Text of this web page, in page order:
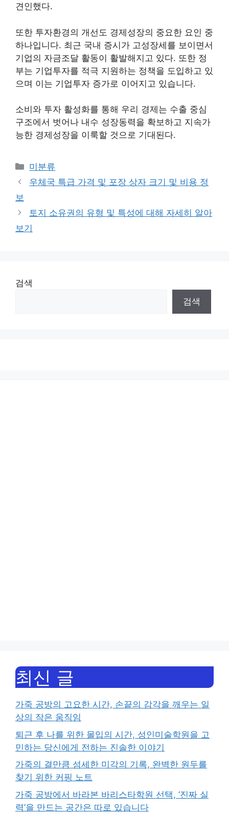
견인했다.
또한 투자환경의 개선도 경제성장의 중요한 요인 중
하나입니다. 최근 국내 증시가 고성장세를 보이면서
기업의 자금조달 활동이 활발해지고 있다. 또한 정
부는 기업투자를 적극 지원하는 정책을 도입하고 있
으며 이는 기업투자 증가로 이어지고 있습니다.
소비와 투자 활성화를 통해 우리 경제는 수출 중심
구조에서 벗어나 내수 성장동력을 확보하고 지속가
능한 경제성장을 이룩할 것으로 기대된다.
Categories
미분류
우체국 특급 가격 및 포장 상자 크기 및 비용 정
보
토지 소유권의 유형 및 특성에 대해 자세히 알아
보기
검색
검색
최신 글
가죽 공방의 고요한 시간, 손끝의 감각을 깨우는 일
상의 작은 움직임
퇴근 후 나를 위한 몰입의 시간, 성인미술학원을 고
민하는 당신에게 전하는 진솔한 이야기
가죽의 결만큼 섬세한 미각의 기록, 완벽한 원두를
찾기 위한 커핑 노트
가죽 공방에서 바라본 바리스타학원 선택, ‘진짜 실
력’을 만드는 공간은 따로 있습니다